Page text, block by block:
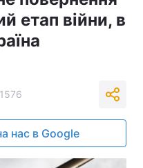
етап війни, в
1576
нас в Google